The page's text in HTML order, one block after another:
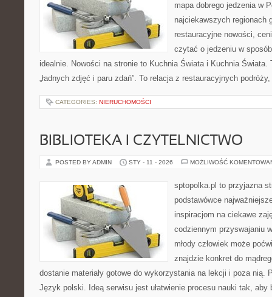
mapa dobrego jedzenia w
najciekawszych regionach
restauracyjne nowości,
czytać o jedzeniu w
idealnie. Nowości na stronie to Kuchnia Świata i Kuchnia Świata.
„ładnych zdjęć i paru zdań”. To relacja z restauracyjnych
CATEGORIES: NIERUCHOMOŚCI
BIBLIOTEKA I CZYTELNICTWO
POSTED BY ADMIN STY - 11 - 2026 MOŻLIWOŚĆ
sptopolka.pl to przyjazna
podstawówce
inspiracjom na ciekawe
codziennym przyswajaniu
młody człowiek może
znajdzie konkret do
dostanie materiały gotowe do wykorzystania na lekcji i poza nią.
Język polski. Ideą serwisu jest ułatwienie procesu nauki tak, aby